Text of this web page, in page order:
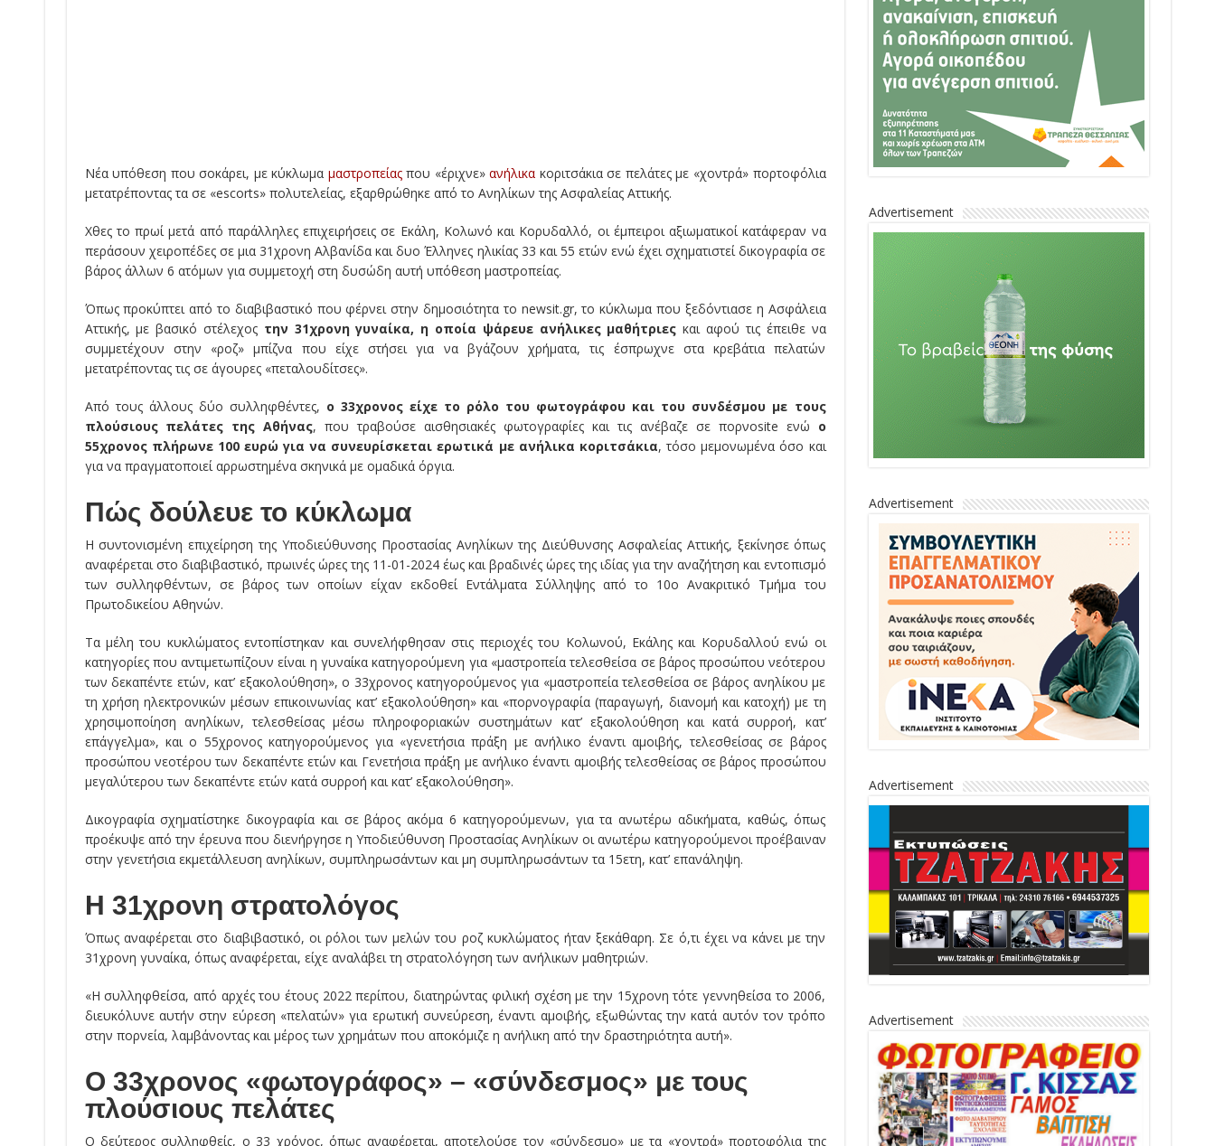
Νέα υπόθεση που σοκάρει, με κύκλωμα μαστροπείαςπου «έριχνε»ανήλικα κοριτσάκια σε πελάτες με «χοντρά» πορτοφόλια
μετατρέποντας τα σε «escorts» πολυτελείας, εξαρθρώθηκε από το Ανηλίκων της Ασφαλείας Αττικής.
Χθες το πρωί μετά από παράλληλες επιχειρήσεις σε Εκάλη, Κολωνό και Κορυδαλλό, οι έμπειροι αξιωματικοί κατάφεραν να
περάσουν χειροπέδες σε μια 31χρονη Αλβανίδα και δυο Έλληνες ηλικίας 33 και 55 ετών ενώ έχει σχηματιστεί δικογραφία σε
βάρος άλλων 6 ατόμων για συμμετοχή στη δυσώδη αυτή υπόθεση μαστροπείας.
Όπως προκύπτει από το διαβιβαστικό που φέρνει στην δημοσιότητα το newsit.gr, το κύκλωμα που ξεδόντιασε η Ασφάλεια
Αττικής, με βασικό στέλεχος την 31χρονη γυναίκα, η οποία ψάρευε ανήλικες μαθήτριες και αφού τις έπειθε να
συμμετέχουν στην «ροζ» μπίζνα που είχε στήσει για να βγάζουν χρήματα, τις έσπρωχνε στα κρεβάτια πελατών
μετατρέποντας τις σε άγουρες «πεταλουδίτσες».
Από τους άλλους δύο συλληφθέντες, ο 33χρονος είχε το ρόλο του φωτογράφου και του συνδέσμου με τους
πλούσιους πελάτες της Αθήνας, που τραβούσε αισθησιακές φωτογραφίες και τις ανέβαζε σε πορνοsite ενώ ο
55χρονος πλήρωνε 100 ευρώ για να συνευρίσκεται ερωτικά με ανήλικα κοριτσάκια, τόσο μεμονωμένα όσο και
για να πραγματοποιεί αρρωστημένα σκηνικά με ομαδικά όργια.
Πώς δούλευε το κύκλωμα
Η συντονισμένη επιχείρηση της Υποδιεύθυνσης Προστασίας Ανηλίκων της Διεύθυνσης Ασφαλείας Αττικής, ξεκίνησε όπως
αναφέρεται στο διαβιβαστικό, πρωινές ώρες της 11-01-2024 έως και βραδινές ώρες της ιδίας για την αναζήτηση και εντοπισμό
των συλληφθέντων, σε βάρος των οποίων είχαν εκδοθεί Εντάλματα Σύλληψης από το 10ο Ανακριτικό Τμήμα του
Πρωτοδικείου Αθηνών.
Τα μέλη του κυκλώματος εντοπίστηκαν και συνελήφθησαν στις περιοχές του Κολωνού, Εκάλης και Κορυδαλλού ενώ οι
κατηγορίες που αντιμετωπίζουν είναι η γυναίκα κατηγορούμενη για «μαστροπεία τελεσθείσα σε βάρος προσώπου νεότερου
των δεκαπέντε ετών, κατ’ εξακολούθηση», ο 33χρονος κατηγορούμενος για «μαστροπεία τελεσθείσα σε βάρος ανηλίκου με
τη χρήση ηλεκτρονικών μέσων επικοινωνίας κατ’ εξακολούθηση» και «πορνογραφία (παραγωγή, διανομή και κατοχή) με τη
χρησιμοποίηση ανηλίκων, τελεσθείσας μέσω πληροφοριακών συστημάτων κατ’ εξακολούθηση και κατά συρροή, κατ’
επάγγελμα», και ο 55χρονος κατηγορούμενος για «γενετήσια πράξη με ανήλικο έναντι αμοιβής, τελεσθείσας σε βάρος
προσώπου νεοτέρου των δεκαπέντε ετών και Γενετήσια πράξη με ανήλικο έναντι αμοιβής τελεσθείσας σε βάρος προσώπου
μεγαλύτερου των δεκαπέντε ετών κατά συρροή και κατ’ εξακολούθηση».
Δικογραφία σχηματίστηκε δικογραφία και σε βάρος ακόμα 6 κατηγορούμενων, για τα ανωτέρω αδικήματα, καθώς, όπως
προέκυψε από την έρευνα που διενήργησε η Υποδιεύθυνση Προστασίας Ανηλίκων οι ανωτέρω κατηγορούμενοι προέβαιναν
στην γενετήσια εκμετάλλευση ανηλίκων, συμπληρωσάντων και μη συμπληρωσάντων τα 15ετη, κατ’ επανάληψη.
Η 31χρονη στρατολόγος
Όπως αναφέρεται στο διαβιβαστικό, οι ρόλοι των μελών του ροζ κυκλώματος ήταν ξεκάθαρη. Σε ό,τι έχει να κάνει με την
31χρονη γυναίκα, όπως αναφέρεται, είχε αναλάβει τη στρατολόγηση των ανήλικων μαθητριών.
«Η συλληφθείσα, από αρχές του έτους 2022 περίπου, διατηρώντας φιλική σχέση με την 15χρονη τότε γεννηθείσα το 2006,
διευκόλυνε αυτήν στην εύρεση «πελατών» για ερωτική συνεύρεση, έναντι αμοιβής, εξωθώντας την κατά αυτόν τον τρόπο
στην πορνεία, λαμβάνοντας και μέρος των χρημάτων που αποκόμιζε η ανήλικη από την δραστηριότητα αυτή».
Ο 33χρονος «φωτογράφος» – «σύνδεσμος» με τους
πλούσιους πελάτες
Ο δεύτερος συλληφθείς, ο 33 χρόνος, όπως αναφέρεται, αποτελούσε τον «σύνδεσμο» με τα «χοντρά» πορτοφόλια της
Advertisement
Advertisement
Advertisement
Advertisement